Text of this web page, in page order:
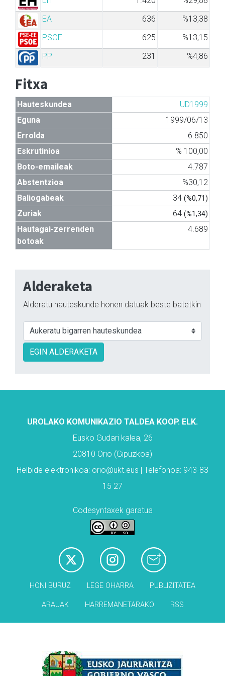
EA
636
%13,38
PSOE
625
%13,15
PP
231 %4,86
Fitxa
Hauteskundea
UD1999
Eguna
1999/06/13
Errolda
6.850
Eskrutinioa
% 100,00
Boto-emaileak
4.787
Abstentzioa
%30,12
Baliogabeak
34 (%0,71)
Zuriak 64 (%1,34)
Hautagai-zerrenden
botoak
4.689
Alderaketa
Alderatu hauteskunde honen datuak beste batetkin
EGIN ALDERAKETA
UROLAKO KOMUNIKAZIO TALDEA KOOP. ELK.
Eusko Gudari kalea, 26
20810 Orio (Gipuzkoa)
Helbide elektronikoa: orio@ukt.eus | Telefonoa: 943-83
15 27
Codesyntaxek garatua
HONI BURUZ LEGE OHARRA PUBLIZITATEA
ARAUAK HARREMANETARAKO RSS